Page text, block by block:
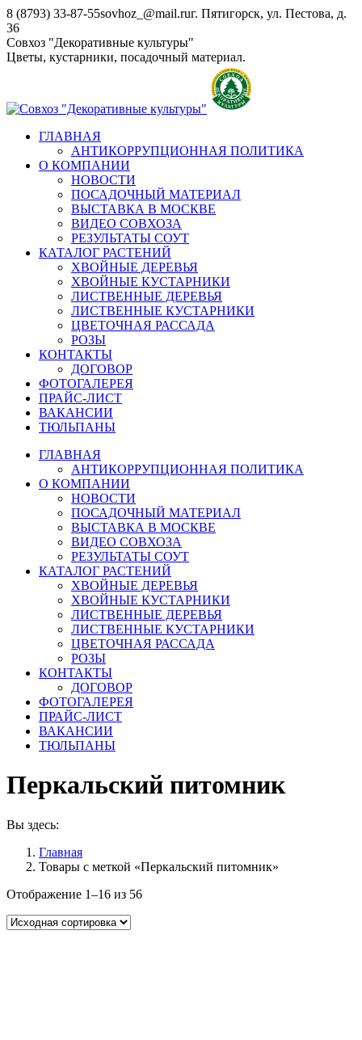
Перейти
к
содержанию
8 (8793) 33-87-55sovhoz_@mail.ruг. Пятигорск, ул. Пестова, д.
36
Совхоз "Декоративные культуры"
Цветы, кустарники, посадочный материал.
ГЛАВНАЯ
АНТИКОРРУПЦИОННАЯ ПОЛИТИКА
О КОМПАНИИ
НОВОСТИ
ПОСАДОЧНЫЙ МАТЕРИАЛ
ВЫСТАВКА В МОСКВЕ
ВИДЕО СОВХОЗА
РЕЗУЛЬТАТЫ СОУТ
КАТАЛОГ РАСТЕНИЙ
ХВОЙНЫЕ ДЕРЕВЬЯ
ХВОЙНЫЕ КУСТАРНИКИ
ЛИСТВЕННЫЕ ДЕРЕВЬЯ
ЛИСТВЕННЫЕ КУСТАРНИКИ
ЦВЕТОЧНАЯ РАССАДА
РОЗЫ
КОНТАКТЫ
ДОГОВОР
ФОТОГАЛЕРЕЯ
ПРАЙС-ЛИСТ
ВАКАНСИИ
ТЮЛЬПАНЫ
ГЛАВНАЯ
АНТИКОРРУПЦИОННАЯ ПОЛИТИКА
О КОМПАНИИ
НОВОСТИ
ПОСАДОЧНЫЙ МАТЕРИАЛ
ВЫСТАВКА В МОСКВЕ
ВИДЕО СОВХОЗА
РЕЗУЛЬТАТЫ СОУТ
КАТАЛОГ РАСТЕНИЙ
ХВОЙНЫЕ ДЕРЕВЬЯ
ХВОЙНЫЕ КУСТАРНИКИ
ЛИСТВЕННЫЕ ДЕРЕВЬЯ
ЛИСТВЕННЫЕ КУСТАРНИКИ
ЦВЕТОЧНАЯ РАССАДА
РОЗЫ
КОНТАКТЫ
ДОГОВОР
ФОТОГАЛЕРЕЯ
ПРАЙС-ЛИСТ
ВАКАНСИИ
ТЮЛЬПАНЫ
Перкальский питомник
Вы здесь:
Главная
Товары с меткой «Перкальский питомник»
Отображение 1–16 из 56